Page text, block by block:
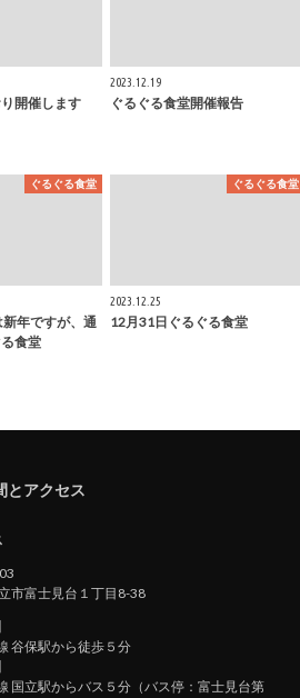
開催します
2023.12.19
ぐるぐる食堂開催報告
ぐるぐる食堂
年ですが、通
食堂
ぐるぐる食堂
2023.12.25
12月31日ぐるぐる食堂
とアクセス
市富士見台１丁目8-38
谷保駅から徒歩５分
国立駅からバス５分（バス停：富士見台第